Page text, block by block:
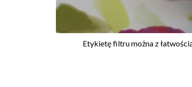
Etykietę filtru można z